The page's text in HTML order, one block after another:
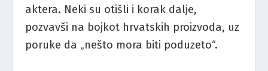
aktera. Neki su otišli i korak dalje,
pozvavši na bojkot hrvatskih proizvoda, uz
poruke da „nešto mora biti poduzeto“.